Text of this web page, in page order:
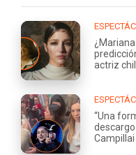
actriz
“Una
Campillai